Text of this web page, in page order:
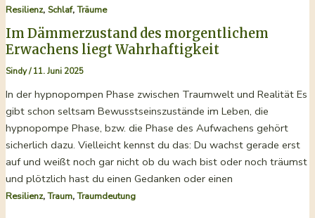
Resilienz, Schlaf,Träume
Im Dämmerzustand des morgentlichem
Erwachens liegt Wahrhaftigkeit
Sindy/11. Juni 2025
In der hypnopompen Phase zwischen Traumwelt und Realität Es
gibt schon seltsam Bewusstseinszustände im Leben, die
hypnopompe Phase, bzw. die Phase des Aufwachens gehört
sicherlich dazu. Vielleicht kennst du das: Du wachst gerade erst
auf und weißt noch gar nicht ob du wach bist oder noch träumst
und plötzlich hast du einen Gedanken oder einen
Resilienz,Traum,Traumdeutung